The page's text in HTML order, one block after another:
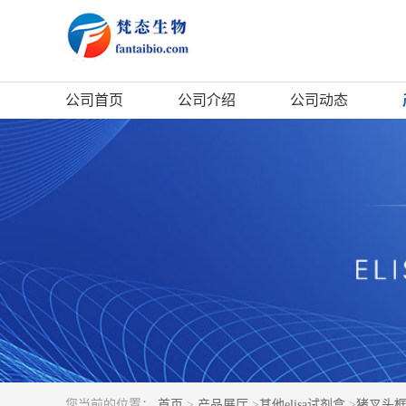
公司首页 公司介绍 公司动态